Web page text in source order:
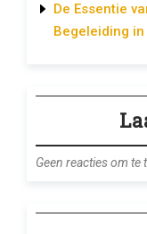
De Essentie
Begeleiding
Geen reacties om te